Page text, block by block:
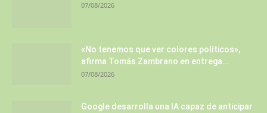
07/08/2026
«No tenemos que ver colores políticos»,
afirma Tomás Zambrano en entrega...
07/08/2026
Google desarrolla una IA capaz de anticipar